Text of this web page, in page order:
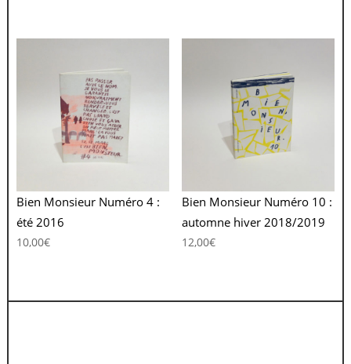
Bien Monsieur Numéro 4 :
été 2016
10,00€
Bien Monsieur Numéro 10 :
automne hiver 2018/2019
12,00€